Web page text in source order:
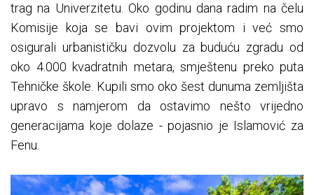
trag na Univerzitetu. Oko godinu dana radim na čelu
Komisije koja se bavi ovim projektom i već smo
osigurali urbanističku dozvolu za buduću zgradu od
oko 4.000 kvadratnih metara, smještenu preko puta
Tehničke škole. Kupili smo oko šest dunuma zemljišta
upravo s namjerom da ostavimo nešto vrijedno
generacijama koje dolaze - pojasnio je Islamović za
Fenu.